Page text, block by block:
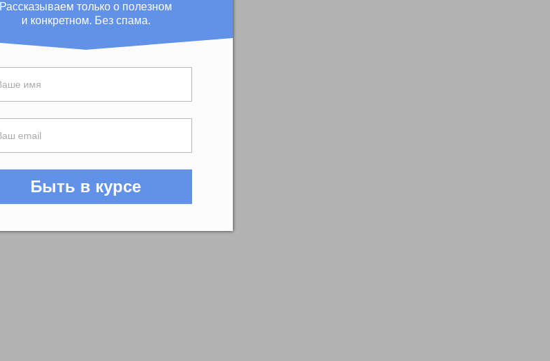
Рассказываем только о полезном
и конкретном. Без спама.
Быть в курсе